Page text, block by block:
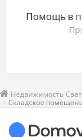
Помощь в
Недвижимость
Складское